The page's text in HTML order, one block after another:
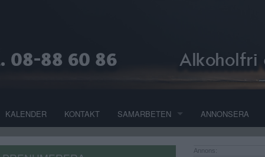
KALENDER KONTAKT SAMARBETEN ANNONSERA
Annons: